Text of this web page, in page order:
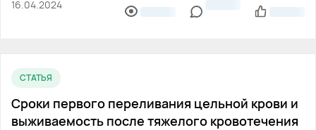
16.04.2024
СТАТЬЯ
Сроки первого переливания цельной крови и
выживаемость после тяжелого кровотечения